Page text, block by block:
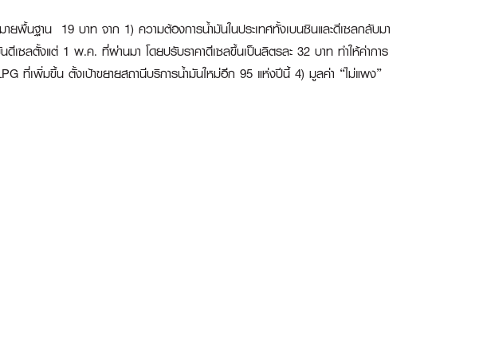
ายพื้นฐาน 19 บาท จาก 1) ความต้องการน้ำมันในประเทศทั้งเบนซินและดีเซลกลับมา
เซลตั้งแต่ 1 พ.ค. ที่ผ่านมา โดยปรับราคาดีเซลขึ้นเป็นลิตรละ 32 บาท ทำให้ค่าการ
เพิ่มขึ้น ตั้งเป้าขยายสถานีบริการน้ำมันใหม่อีก 95 แห่งปีนี้ 4) มูลค่า “ไม่แพง”